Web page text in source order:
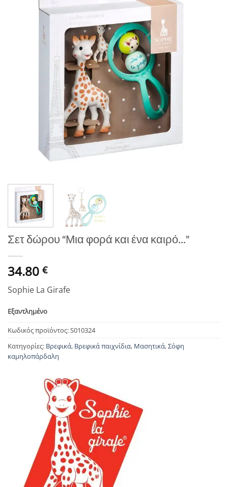
Σετ δώρου “Μια φορά και ένα καιρό…”
34.80 €
Sophie La Girafe
Εξαντλημένο
Κωδικός προϊόντος:S010324
Κατηγορίες: Βρεφικά, Βρεφικά παιχνίδια, Μασητικά,Σόφη
καμηλοπάρδαλη